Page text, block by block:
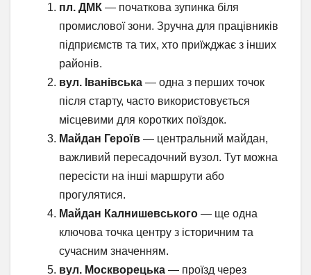
пл. ДМК — початкова зупинка біля
промислової зони. Зручна для працівників
підприємств та тих, хто приїжджає з інших
районів.
вул. Іванівська — одна з перших точок
після старту, часто використовується
місцевими для коротких поїздок.
Майдан Героїв — центральний майдан,
важливий пересадочний вузол. Тут можна
пересісти на інші маршрути або
прогулятися.
Майдан Калнишевського — ще одна
ключова точка центру з історичним та
сучасним значенням.
вул. Москворецька — проїзд через